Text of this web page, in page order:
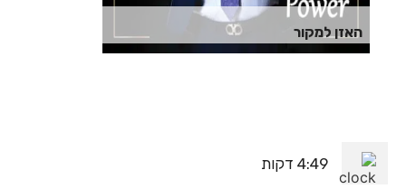
האזן למקור
4:49 דקות